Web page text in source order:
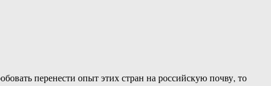
перенести опыт этих стран на российскую почву, то